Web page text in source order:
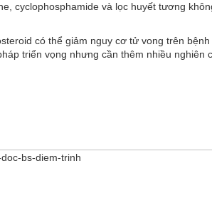
cyclophosphamide và lọc huyết tương
có thể giảm nguy cơ tử vong trên
triển vọng nhưng cần thêm nhiều nghiên